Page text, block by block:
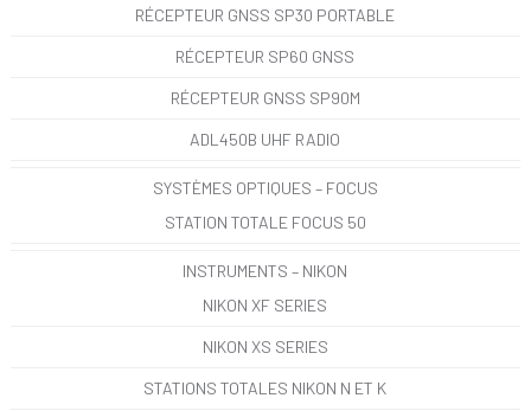
RÉCEPTEUR GNSS SP30 PORTABLE
RÉCEPTEUR SP60 GNSS
RÉCEPTEUR GNSS SP90M
ADL450B UHF RADIO
SYSTÈMES OPTIQUES – FOCUS
STATION TOTALE FOCUS 50
INSTRUMENTS – NIKON
NIKON XF SERIES
NIKON XS SERIES
STATIONS TOTALES NIKON N ET K